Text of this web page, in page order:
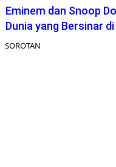
Eminem dan Snoop
Dunia yang Bersinar
SOROTAN